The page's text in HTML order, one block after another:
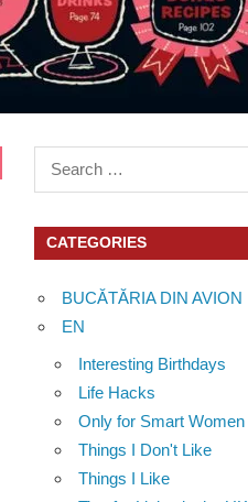
Search
for:
CATEGORIES
BUCĂTĂRIA DIN AVION
EN
Interesting Birthdays
Life Hacks
Only for Smart Women
Things I Don't Like
Things I Like